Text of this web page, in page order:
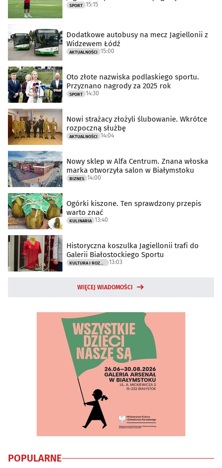
SPORT 15:15
Dodatkowe autobusy na mecz Jagiellonii z
Widzewem Łódź
AKTUALNOŚCI 15:00
Oto złote nazwiska podlaskiego sportu.
Przyznano nagrody za 2025 rok
SPORT 14:30
Nowi strażacy złożyli ślubowanie. Wkrótce
rozpoczną służbę
AKTUALNOŚCI 14:04
Nowy sklep w Alfa Centrum. Znana włoska
marka otworzyła salon w Białymstoku
BIZNES 14:00
Ogórki kiszone. Ten sprawdzony przepis
warto znać
KULINARIA 13:40
Historyczna koszulka Jagiellonii trafi do
Galerii Białostockiego Sportu
13:03
WIĘCEJ WIADOMOŚCI
POPULARNE